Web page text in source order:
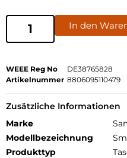
In den
WEEE Reg No
DE38765828
Artikelnummer 8806095110479
Zusätzliche Informationen
Marke
Modellbezeichnung
Produkttyp